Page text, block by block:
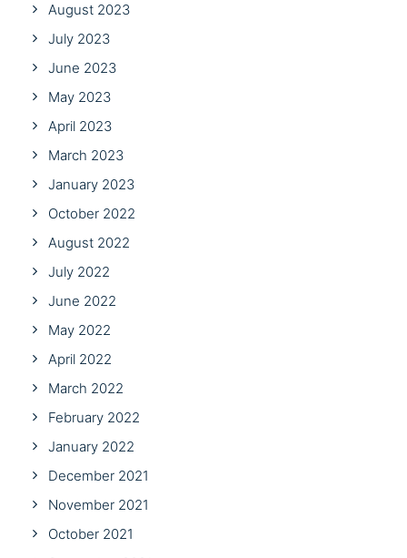
August 2023
July 2023
June 2023
May 2023
April 2023
March 2023
January 2023
October 2022
August 2022
July 2022
June 2022
May 2022
April 2022
March 2022
February 2022
January 2022
December 2021
November 2021
October 2021